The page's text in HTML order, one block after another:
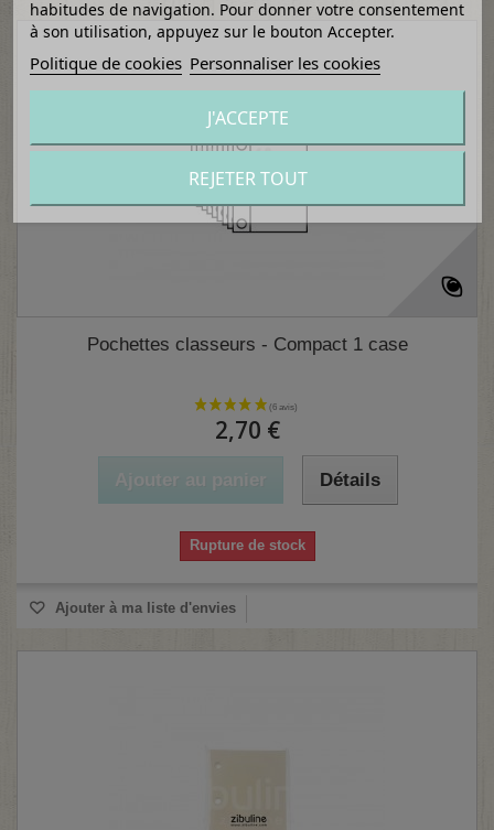
Pochettes classeurs - Compact 1 case
2,70 €
Ajouter au panier Détails
Rupture de stock
Ajouter à ma liste d'envies
habitudes de navigation. Pour donner votre consentement
à son utilisation, appuyez sur le bouton Accepter.
Politique de cookies Personnaliser les cookies
REJETER TOUT
J'ACCEPTE